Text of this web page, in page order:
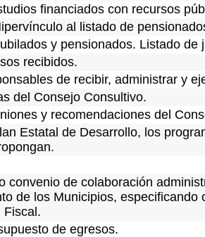
financiados con recursos
al listado de
y pensionados. Listado
recibidos.
de recibir, administrar y
del Consejo Consultivo.
y recomendaciones del
Estatal de Desarrollo, los
convenio de colaboración
de los Municipios,
Fiscal.
de egresos.